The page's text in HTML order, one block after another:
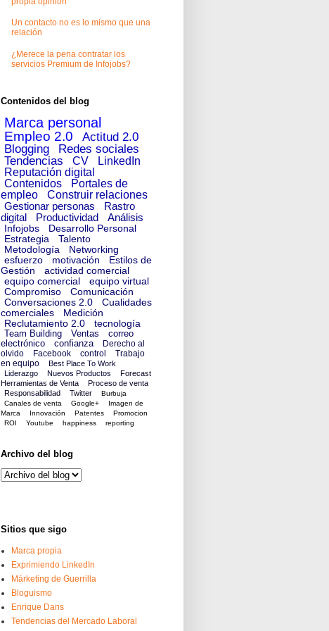
Un contacto no es lo mismo que una
relación
¿Merece la pena contratar los
servicios Premium de Infojobs?
Contenidos del blog
Marca personal
Empleo 2.0
Actitud 2.0
Blogging
Redes sociales
Tendencias
CV
LinkedIn
Reputación digital
Contenidos
Portales de
empleo
Construir relaciones
Gestionar personas
Rastro
digital
Productividad Análisis
Infojobs
Desarrollo Personal
Estrategia
Talento
Metodología
Networking
esfuerzo
motivación
Estilos de
Gestión
actividad comercial
equipo comercial
equipo virtual
Compromiso
Comunicación
Conversaciones 2.0
Cualidades
comerciales
Medición
Reclutamiento 2.0
tecnología
Team Building Ventas
correo
electrónico
confianza
Derecho al
olvido
Facebook control
Trabajo
en equipo
Best Place To Work
Liderazgo
Nuevos Productos
Forecast
Herramientas de Venta
Proceso de venta
Responsabilidad
Twitter
Burbuja
Canales de venta
Google+
Imagen de
Marca
Innovación Patentes
Promocion
ROI
Youtube happiness reporting
Archivo del blog
Sitios que sigo
Marca propia
Exprimiendo LinkedIn
Márketing de Guerrilla
Bloguismo
Enrique Dans
Tendencias del Mercado Laboral